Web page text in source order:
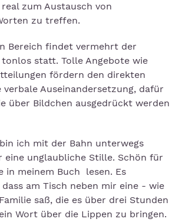
zum Austausch von
zu treffen.
Bereich findet vermehrt der
statt. Tolle Angebote wie
fördern den direkten
verbale Auseinandersetzung, dafür
über Bildchen ausgedrückt werden
ich mit der Bahn unterwegs
eine unglaubliche Stille. Schön für
in meinem Buch lesen. Es
am Tisch neben mir eine - wie
saß, die es über drei Stunden
Wort über die Lippen zu bringen.